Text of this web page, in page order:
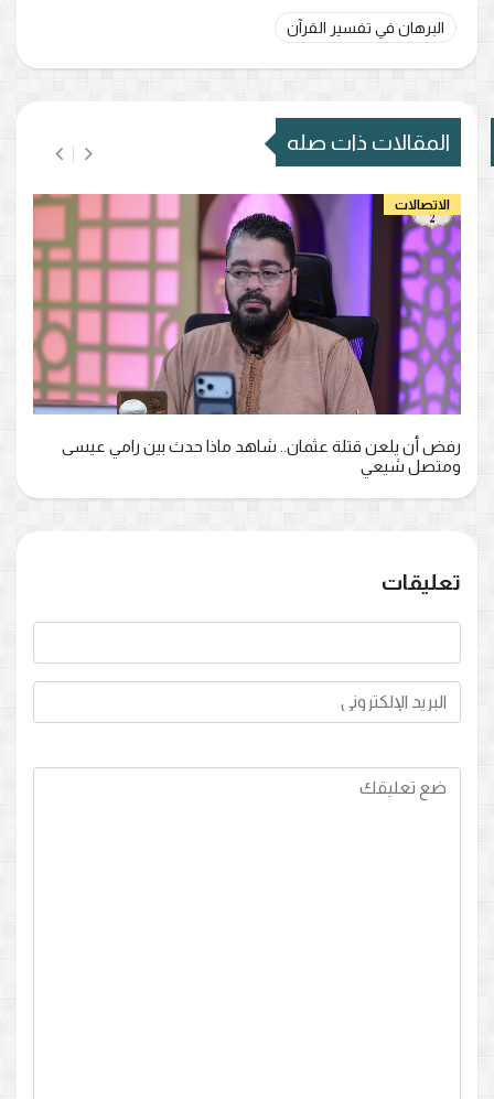
البرهان في تفسير القرآن
المقالات ذات صله
الاتصالات
رفض أن يلعن قتلة عثمان.. شاهد ماذا حدث بين رامي عيسى
ومتصل شيعي
تعليقات